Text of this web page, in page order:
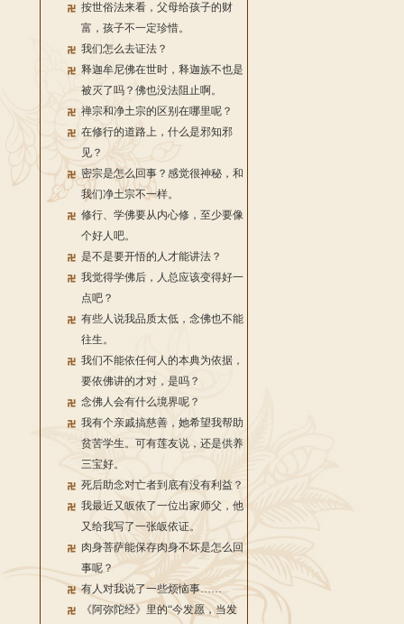
按世俗法来看，父母给孩子的财
富，孩子不一定珍惜。
我们怎么去证法？
释迦牟尼佛在世时，释迦族不也是
被灭了吗？佛也没法阻止啊。
禅宗和净土宗的区别在哪里呢？
在修行的道路上，什么是邪知邪
见？
密宗是怎么回事？感觉很神秘，和
我们净土宗不一样。
修行、学佛要从内心修，至少要像
个好人吧。
是不是要开悟的人才能讲法？
我觉得学佛后，人总应该变得好一
点吧？
有些人说我品质太低，念佛也不能
往生。
我们不能依任何人的本典为依据，
要依佛讲的才对，是吗？
念佛人会有什么境界呢？
我有个亲戚搞慈善，她希望我帮助
贫苦学生。可有莲友说，还是供养
三宝好。
死后助念对亡者到底有没有利益？
我最近又皈依了一位出家师父，他
又给我写了一张皈依证。
肉身菩萨能保存肉身不坏是怎么回
事呢？
有人对我说了一些烦恼事……
《阿弥陀经》里的“今发愿，当发